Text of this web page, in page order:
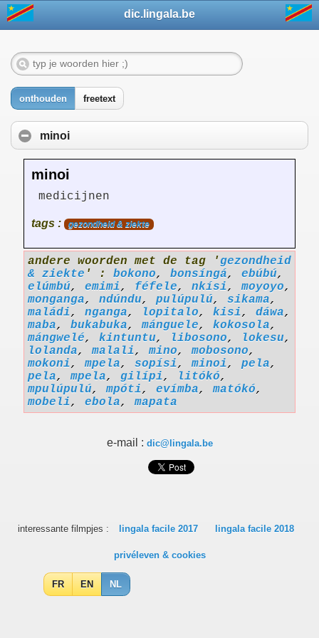
dic.lingala.be
onthouden freetext
minoi
minoi
medicijnen
tags : gezondheid & ziekte
andere woorden met de tag 'gezondheid
& ziekte ' : bokono, bonsíngá, ebúbú,
elúmbú, emimi, féfele, nkísi,moyoyo,
monganga, ndúndu, pulúpulú, sikama,
maládi, nganga, lopitalo, kisi, dáwa,
maba, bukabuka,mánguele, kokosola,
mángwelé, kintuntu, libosono, lokesu,
lolanda,malali,mino,mobosono,
mokoni,mpela, sopísi,minoi, pela,
pela,mpela, gilípi, litókó,
mpulúpulú,mpóti, evímba,matókó,
mobeli, ebola,mapata
e-mail : dic@lingala.be
interessante filmpjes : lingala facile 2017 lingala facile 2018
privéleven & cookies
FR EN NL